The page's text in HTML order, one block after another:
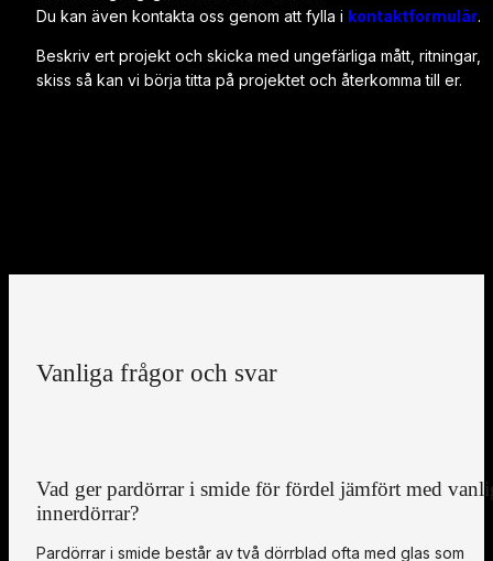
Du kan även kontakta oss genom att fylla i kontaktformulär.
Beskriv ert projekt och skicka med ungefärliga mått, ritningar,
skiss så kan vi börja titta på projektet och återkomma till er.
Vanliga frågor och svar
Vad ger pardörrar i smide för fördel jämfört med
innerdörrar?
Pardörrar i smide består av två dörrblad ofta med glas som